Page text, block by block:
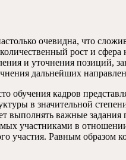
очевидна, что
рост и
и уточнения позиций,
дальнейших
обучения кадров
в значительной
выполнять важные
участниками в
участия. Равным образом